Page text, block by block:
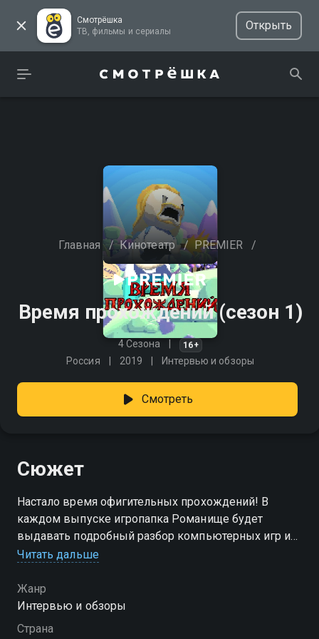
Смотрёшка
ТВ, фильмы и сериалы
Открыть
Главная / Кинотеатр / PREMIER /
Время прохождений (сезон 1)
4 Сезона 16+
Россия 2019 Интервью и обзоры
Смотреть
Сюжет
Настало время офигительных прохождений! В
каждом выпуске игропапка Романище будет
выдавать подробный разбор компьютерных игр и
выносить вердикт, а уж брать/не брать или пойти
Посмотреть онлайн 1 сезон сериала Время
прохождений вы можете совершенно бесплатно в
Читать дальше
Жанр
Интервью и обзоры
Страна